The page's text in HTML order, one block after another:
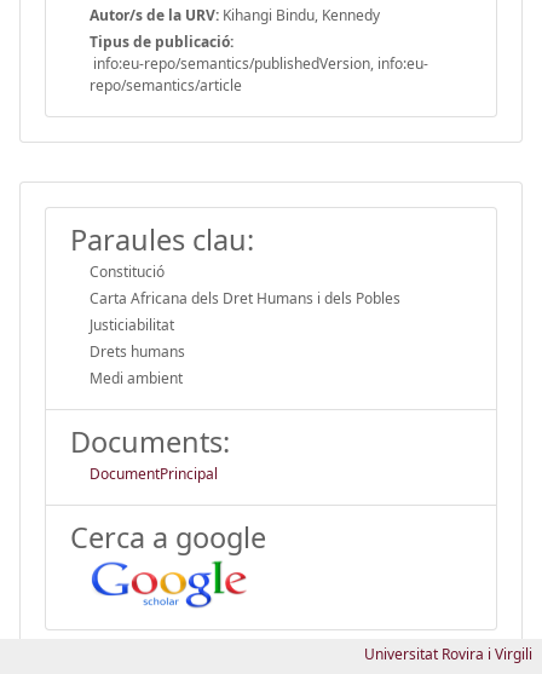
Autor/s de la URV: Kihangi Bindu, Kennedy
Tipus de publicació:
info:eu-repo/semantics/publishedVersion, info:eu-
repo/semantics/article
Paraules clau:
Constitució
Carta Africana dels Dret Humans i dels Pobles
Justiciabilitat
Drets humans
Medi ambient
Documents:
DocumentPrincipal
Cerca a google
Universitat Rovira i Virgili